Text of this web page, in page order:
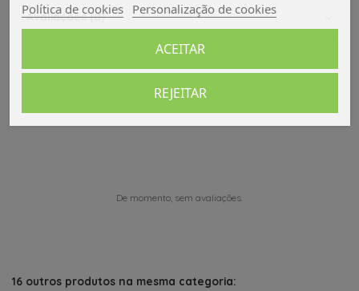
Avaliações (0)
De momento, sem avaliações.
16 outros produtos na mesma categoria:
Política de cookies Personalização de cookies
REJEITAR
ACEITAR